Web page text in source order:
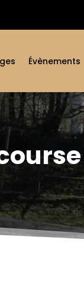
Évènements